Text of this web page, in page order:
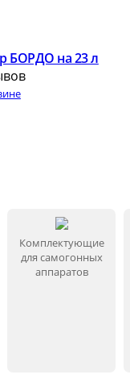
БОРДО на 23 л
Комплектующие
для самогонных
аппаратов